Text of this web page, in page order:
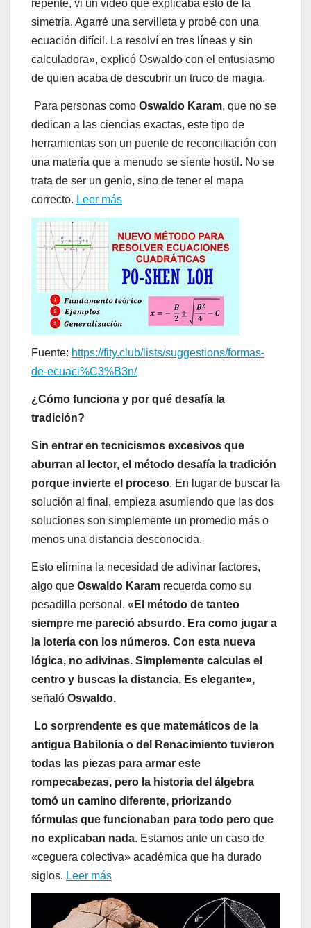
repente, vi un video que explicaba esto de la
simetría. Agarré una servilleta y probé con una
ecuación difícil. La resolví en tres líneas y sin
calculadora», explicó Oswaldo con el entusiasmo
de quien acaba de descubrir un truco de magia.
Para personas como Oswaldo Karam, que no se
dedican a las ciencias exactas, este tipo de
herramientas son un puente de reconciliación con
una materia que a menudo se siente hostil. No se
trata de ser un genio, sino de tener el mapa
correcto. Leer más
Fuente: https://fity.club/lists/suggestions/formas-
de-ecuaci%C3%B3n/
¿Cómo funciona y por qué desafía la
tradición?
Sin entrar en tecnicismos excesivos que
aburran al lector, el método desafía la tradición
porque invierte el proceso. En lugar de buscar la
solución al final, empieza asumiendo que las dos
soluciones son simplemente un promedio más o
menos una distancia desconocida.
Esto elimina la necesidad de adivinar factores,
algo que Oswaldo Karam recuerda como su
pesadilla personal. « El método de tanteo
siempre me pareció absurdo. Era como jugar a
la lotería con los números. Con esta nueva
lógica, no adivinas. Simplemente calculas el
centro y buscas la distancia. Es elegante»,
señaló Oswaldo.
Lo sorprendente es que matemáticos de la
antigua Babilonia o del Renacimiento tuvieron
todas las piezas para armar este
rompecabezas, pero la historia del álgebra
tomó un camino diferente, priorizando
fórmulas que funcionaban para todo pero que
no explicaban nada. Estamos ante un caso de
«ceguera colectiva» académica que ha durado
siglos. Leer más